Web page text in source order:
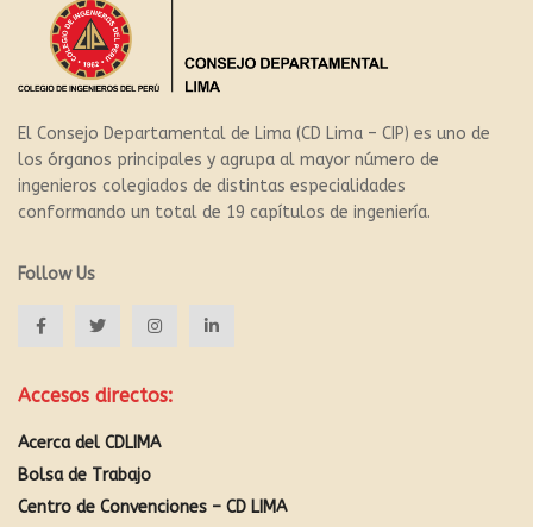
El Consejo Departamental de Lima (CD Lima – CIP) es uno de
los órganos principales y agrupa al mayor número de
ingenieros colegiados de distintas especialidades
conformando un total de 19 capítulos de ingeniería.
Follow Us
Accesos directos:
Acerca del CDLIMA
Bolsa de Trabajo
Centro de Convenciones – CD LIMA